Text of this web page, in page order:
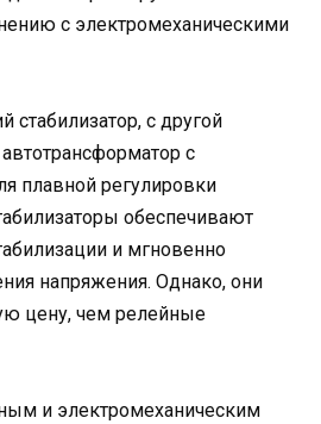
с электромеханическими
стабилизатор, с другой
с
плавной регулировки
обеспечивают
и мгновенно
напряжения. Однако, они
цену, чем релейные
и электромеханическим